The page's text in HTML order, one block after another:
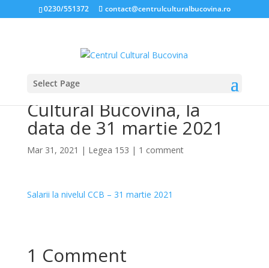
0230/551372 contact@centrulculturalbucovina.ro
Select Page
Salarii la nivelul Centrului
Cultural Bucovina, la
data de 31 martie 2021
Mar 31, 2021 | Legea 153 | 1 comment
Salarii la nivelul CCB – 31 martie 2021
1 Comment